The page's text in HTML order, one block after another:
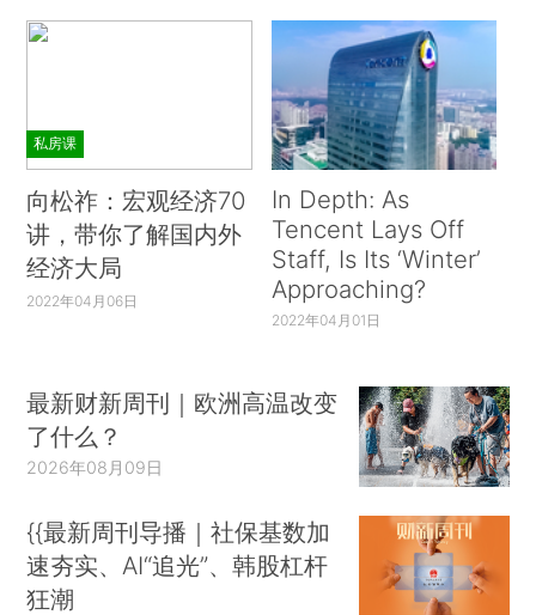
私房课
向松祚：宏观经济70
讲，带你了解国内外
经济大局
2022年04月06日
In Depth: As
Tencent Lays Off
Staff, Is Its ‘Winter’
Approaching?
2022年04月01日
最新财新周刊｜欧洲高温改变
了什么？
2026年08月09日
{{最新周刊导播｜社保基数加
速夯实、AI“追光”、韩股杠杆
狂潮